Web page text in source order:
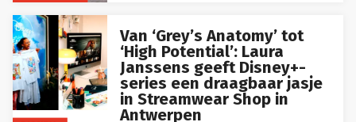
Van ‘Grey’s Anatomy’ tot
‘High Potential’: Laura
Janssens geeft Disney+-
series een draagbaar jasje
in Streamwear Shop in
Antwerpen